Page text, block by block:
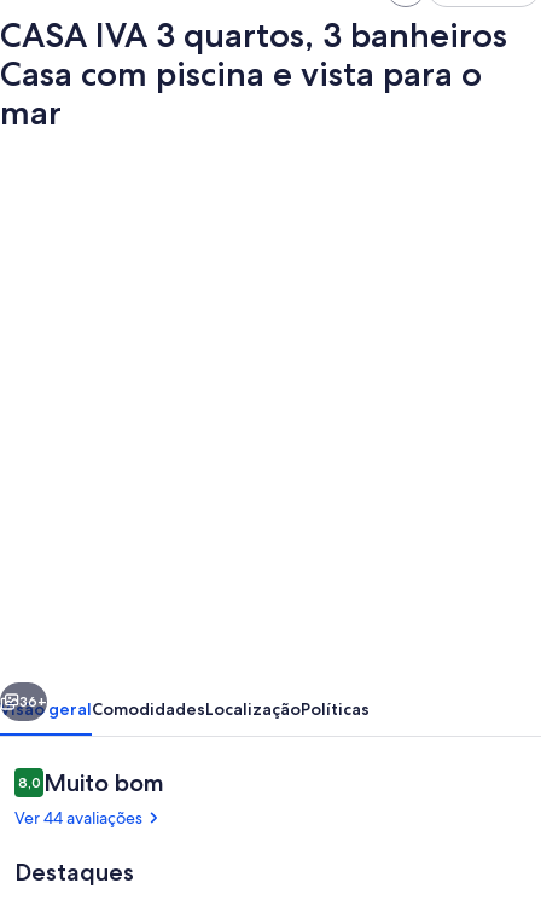
CASA IVA 3 quartos, 3 banheiros
Casa com piscina e vista para o
mar
3
banheiros
Casa
com
Seguinte
36+
Visão geralComodidadesLocalizaçãoPolíticas
Avaliações
8,08,0 em 10
Muito bom
Ver 44 avaliações
Destaques